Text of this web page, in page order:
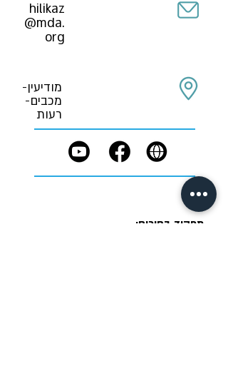
hilikaz
@mda.
org
מודיעין-
מכבים-
רעות
תפקיד בחירום: